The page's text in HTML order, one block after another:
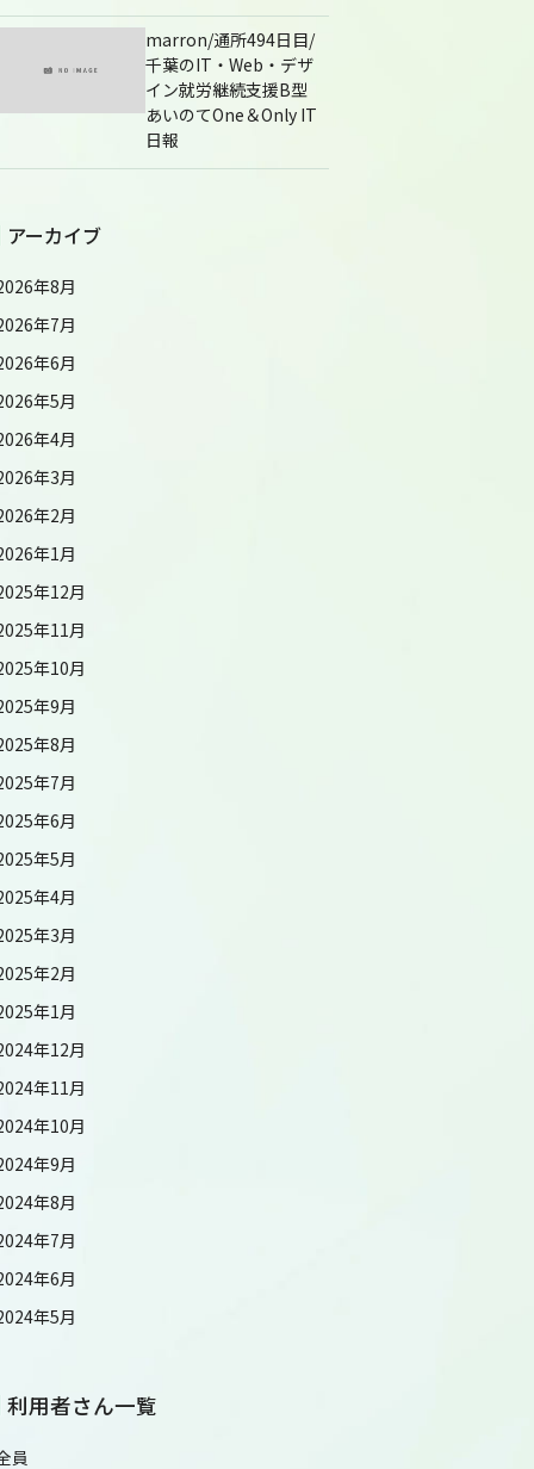
marron/通所494日目/
千葉のIT・Web・デザ
イン就労継続支援B型
あいのてOne＆Only IT
日報
アーカイブ
年8月
年7月
年6月
年5月
年4月
年3月
年2月
年1月
年12月
年11月
年10月
年9月
年8月
年7月
年6月
年5月
年4月
年3月
年2月
年1月
年12月
年11月
年10月
年9月
年8月
年7月
年6月
年5月
利用者さん一覧
員